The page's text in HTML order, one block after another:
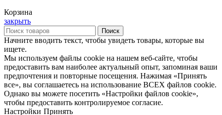
Корзина
закрыть
Поиск
Начните вводить текст, чтобы увидеть товары, которые вы
ищете.
Мы используем файлы cookie на нашем веб-сайте, чтобы
предоставить вам наиболее актуальный опыт, запоминая ваши
предпочтения и повторные посещения. Нажимая «Принять
все», вы соглашаетесь на использование ВСЕХ файлов cookie.
Однако вы можете посетить «Настройки файлов cookie»,
чтобы предоставить контролируемое согласие.
Настройки Принять